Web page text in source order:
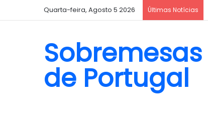
Quarta-feira, Agosto 5 2026 Últimas Notícias
Sobremesas
de Portugal